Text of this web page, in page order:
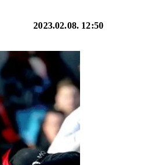
2023.02.08. 12:50